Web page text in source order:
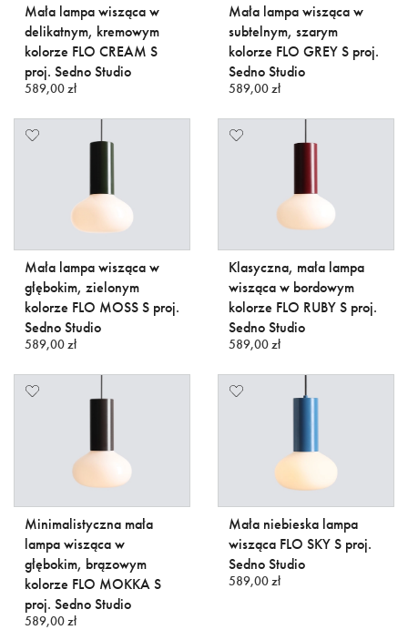
Mała lampa wisząca w
delikatnym, kremowym
kolorze FLO CREAM S
proj. Sedno Studio
589,00 zł
Mała lampa wisząca w
subtelnym, szarym
kolorze FLO GREY S proj.
Sedno Studio
589,00 zł
Mała lampa wisząca w
głębokim, zielonym
kolorze FLO MOSS S proj.
Sedno Studio
589,00 zł
Klasyczna, mała lampa
wisząca w bordowym
kolorze FLO RUBY S proj.
Sedno Studio
589,00 zł
Minimalistyczna mała
lampa wisząca w
głębokim, brązowym
kolorze FLO MOKKA S
proj. Sedno Studio
589,00 zł
Mała niebieska lampa
wisząca FLO SKY S proj.
Sedno Studio
589,00 zł